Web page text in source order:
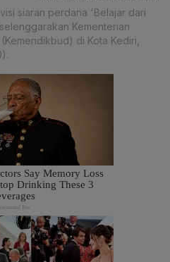
siaran perdana 'Belajar dari
Kementerian
di Kota Kediri,